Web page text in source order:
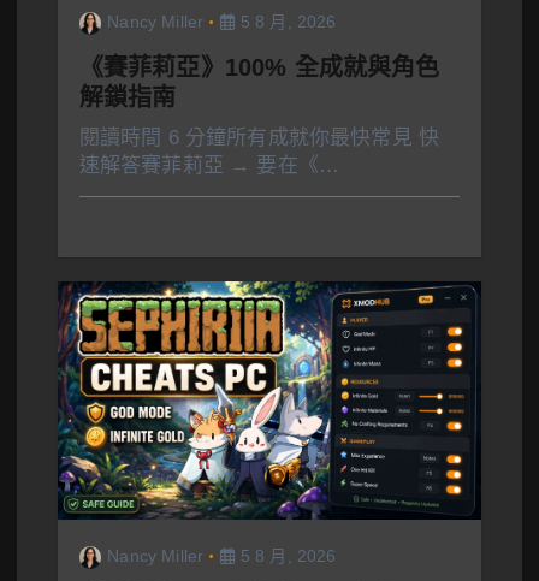
Nancy Miller 5 8 月, 2026
《賽菲莉亞》100% 全成就與角色
解鎖指南
閱讀時間 6 分鐘所有成就你最快常見 快
速解答賽菲莉亞 → 要在《…
Nancy Miller 5 8 月, 2026